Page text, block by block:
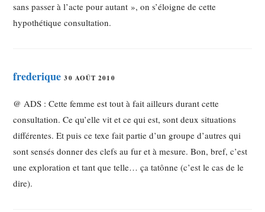
sans passer à l’acte pour autant », on s’éloigne de cette
hypothétique consultation.
frederique 30 AOÛT 2010
@ ADS : Cette femme est tout à fait ailleurs durant cette
consultation. Ce qu’elle vit et ce qui est, sont deux situations
différentes. Et puis ce texe fait partie d’un groupe d’autres qui
sont sensés donner des clefs au fur et à mesure. Bon, bref, c’est
une exploration et tant que telle… ça tatônne (c’est le cas de le
dire).